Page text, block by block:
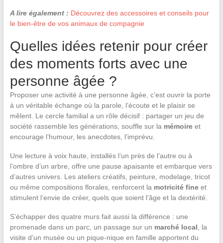
A lire également : Découvrez des accessoires et conseils pour
le bien-être de vos animaux de compagnie
Quelles idées retenir pour créer
des moments forts avec une
personne âgée ?
Proposer une activité à une personne âgée, c’est ouvrir la porte
à un véritable échange où la parole, l’écoute et le plaisir se
mêlent. Le cercle familial a un rôle décisif : partager un jeu de
société rassemble les générations, souffle sur la mémoireet
encourage l’humour, les anecdotes, l’imprévu.
Une lecture à voix haute, installés l’un près de l’autre ou à
l’ombre d’un arbre, offre une pause apaisante et embarque vers
d’autres univers. Les ateliers créatifs, peinture, modelage, tricot
ou même compositions florales, renforcent la motricité fineet
stimulent l’envie de créer, quels que soient l’âge et la dextérité.
S’échapper des quatre murs fait aussi la différence : une
promenade dans un parc, un passage sur un marché local , la
visite d’un musée ou un pique-nique en famille apportent du